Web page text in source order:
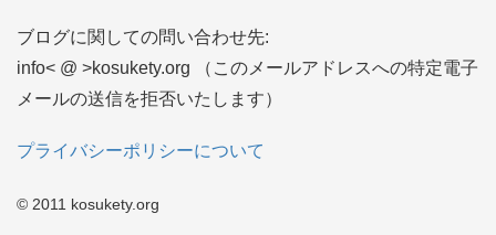
ブログに関しての問い合わせ先:
info< @ >kosukety.org （このメールアドレスへの特定電子
メールの送信を拒否いたします）
プライバシーポリシーについて
© 2011 kosukety.org